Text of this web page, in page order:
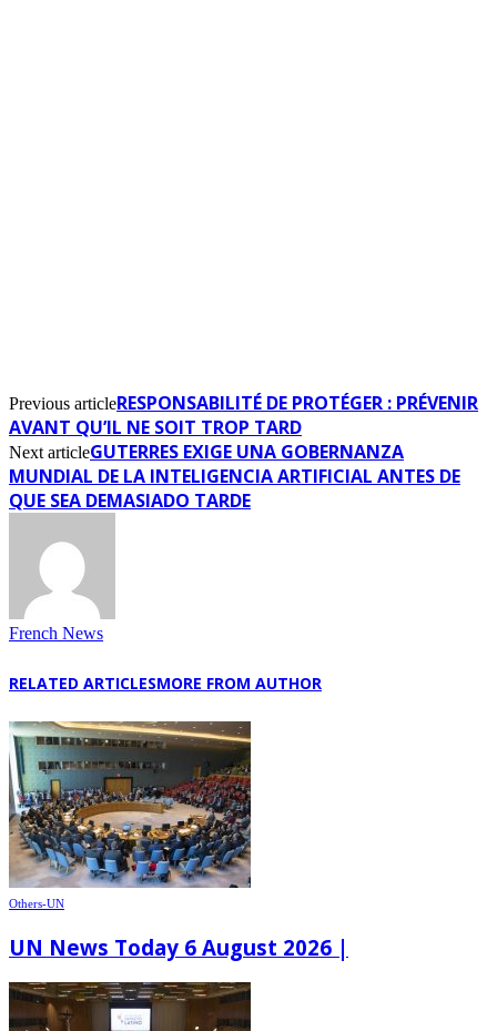
Previous articleRESPONSABILITÉ DE PROTÉGER : PRÉVENIR
AVANT QU’IL NE SOIT TROP TARD
Next articleGUTERRES EXIGE UNA GOBERNANZA
MUNDIAL DE LA INTELIGENCIA ARTIFICIAL ANTES DE
QUE SEA DEMASIADO TARDE
French News
RELATED ARTICLESMORE FROM AUTHOR
Others-UN
UN News Today 6 August 2026 |